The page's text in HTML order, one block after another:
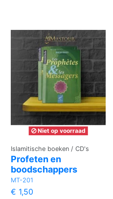
Niet op voorraad
Islamitische boeken / CD's
Profeten en
boodschappers
MT-201
€ 1,50